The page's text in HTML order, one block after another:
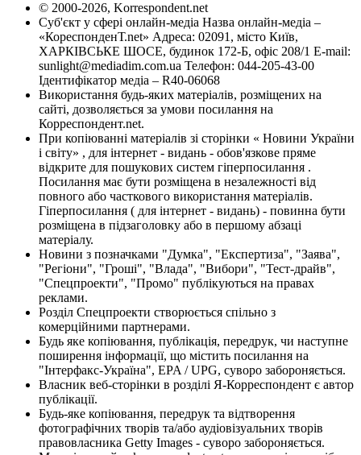
© 2000-2026, Korrespondent.net
Суб'єкт у сфері онлайн-медіа Назва онлайн-медіа –
«КореспонденТ.net» Адреса: 02091, місто Київ,
ХАРКІВСЬКЕ ШОСЕ, будинок 172-Б, офіс 208/1 E-mail:
sunlight@mediadim.com.ua Телефон: 044-205-43-00
Ідентифікатор медіа – R40-06068
Використання будь-яких матеріалів, розміщених на
сайті, дозволяється за умови посилання на
Корреспондент.net.
При копіюванні матеріалів зі сторінки « Новини України
і світу» , для інтернет - видань - обов'язкове пряме
відкрите для пошукових систем гіперпосилання .
Посилання має бути розміщена в незалежності від
повного або часткового використання матеріалів.
Гіперпосилання ( для інтернет - видань) - повинна бути
розміщена в підзаголовку або в першому абзаці
матеріалу.
Новини з позначками "Думка", "Експертиза", "Заява",
"Регіони", "Гроші", "Влада", "Вибори", "Тест-драйв",
"Спецпроекти", "Промо" публікуються на правах
реклами.
Розділ Спецпроекти створюється спільно з
комерційними партнерами.
Будь яке копіювання, публікація, передрук, чи наступне
поширення інформації, що містить посилання на
"Інтерфакс-Україна", EPA / UPG, суворо забороняється.
Власник веб-сторінки в розділі Я-Корреспондент є автор
публікації.
Будь-яке копіювання, передрук та відтворення
фотографічних творів та/або аудіовізуальних творів
правовласника Getty Images - суворо забороняється.